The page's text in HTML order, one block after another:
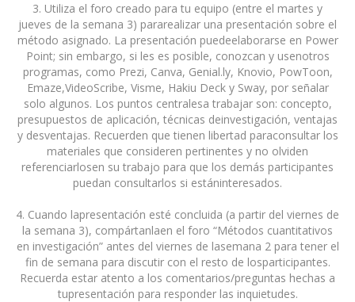
3. Utiliza el foro creado para tu equipo (entre el martes y
jueves de la semana 3) pararealizar una presentación sobre el
método asignado. La presentación puedeelaborarse en Power
Point; sin embargo, si les es posible, conozcan y usenotros
programas, como Prezi, Canva, Genial.ly, Knovio, PowToon,
Emaze,VideoScribe, Visme, Hakiu Deck y Sway, por señalar
solo algunos. Los puntos centralesa trabajar son: concepto,
presupuestos de aplicación, técnicas deinvestigación, ventajas
y desventajas. Recuerden que tienen libertad paraconsultar los
materiales que consideren pertinentes y no olviden
referenciarlosen su trabajo para que los demás participantes
puedan consultarlos si estáninteresados.
4. Cuando lapresentación esté concluida (a partir del viernes de
la semana 3), compártanlaen el foro “Métodos cuantitativos
en investigación” antes del viernes de lasemana 2 para tener el
fin de semana para discutir con el resto de losparticipantes.
Recuerda estar atento a los comentarios/preguntas hechas a
tupresentación para responder las inquietudes.